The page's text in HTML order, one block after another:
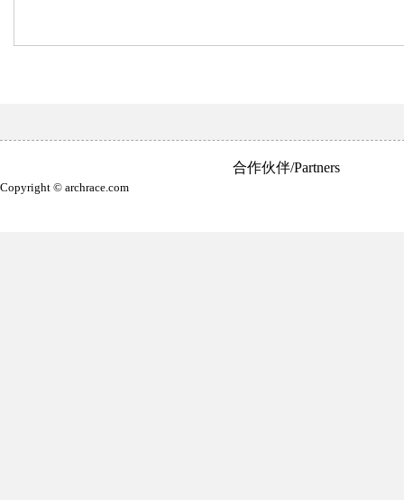
Copyright © archrace.com
合作伙伴/Partners